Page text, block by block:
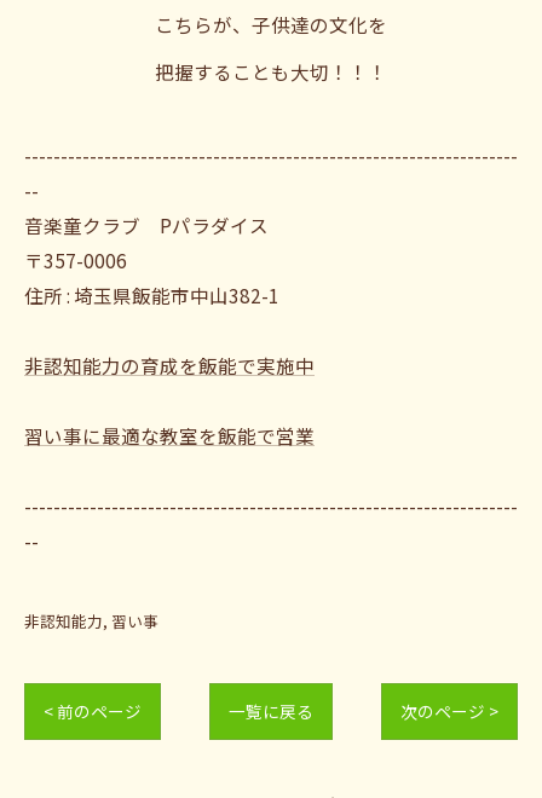
こちらが、子供達の文化を
把握することも大切！！！
--------------------------------------------------------------------
--
音楽童クラブ Pパラダイス
〒357-0006
住所 : 埼玉県飯能市中山382-1
非認知能力の育成を飯能で実施中
習い事に最適な教室を飯能で営業
--------------------------------------------------------------------
--
非認知能力 習い事
< 前のページ 一覧に戻る 次のページ >